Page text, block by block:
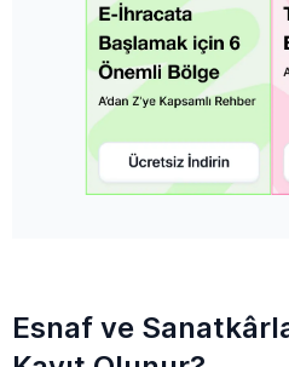
Esnaf ve